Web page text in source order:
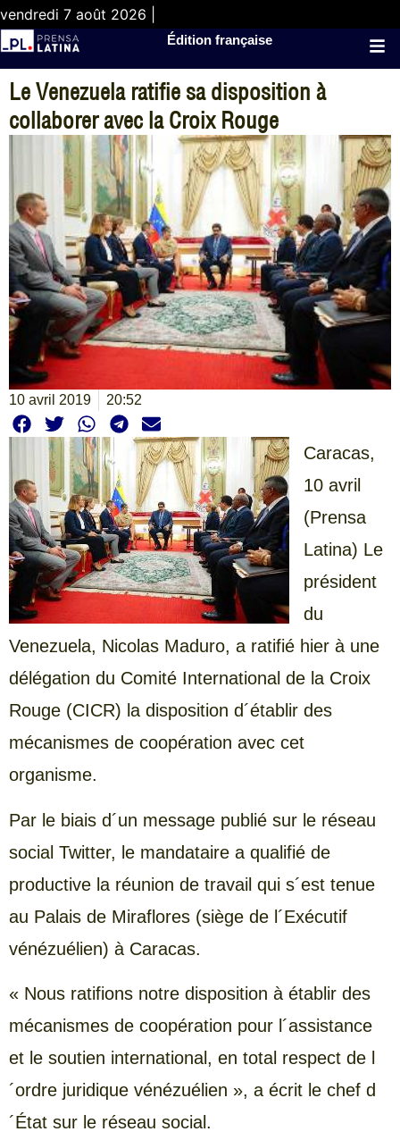
vendredi 7 août 2026 |
Édition française
Le Venezuela ratifie sa disposition à
collaborer avec la Croix Rouge
10 avril 2019 20:52
Caracas,
10 avril
(Prensa
Latina) Le
président
du
Venezuela, Nicolas Maduro, a ratifié hier à une
délégation du Comité International de la Croix
Rouge (CICR) la disposition d´établir des
mécanismes de coopération avec cet
organisme.
Par le biais d´un message publié sur le réseau
social Twitter, le mandataire a qualifié de
productive la réunion de travail qui s´est tenue
au Palais de Miraflores (siège de l´Exécutif
vénézuélien) à Caracas.
« Nous ratifions notre disposition à établir des
mécanismes de coopération pour l´assistance
et le soutien international, en total respect de l
´ordre juridique vénézuélien », a écrit le chef d
´État sur le réseau social.